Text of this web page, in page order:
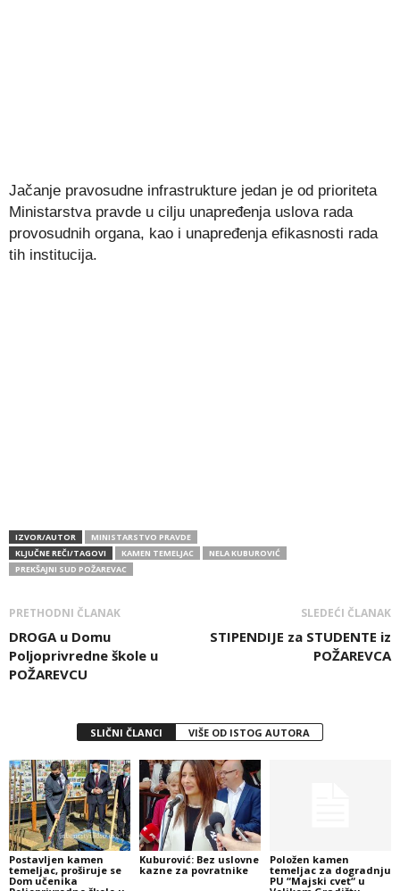
Jačanje pravosudne infrastrukture jedan je od prioriteta
Ministarstva pravde u cilju unapređenja uslova rada
provosudnih organa, kao i unapređenja efikasnosti rada
tih institucija.
IZVOR/AUTOR
MINISTARSTVO PRAVDE
KLJUČNE REČI/TAGOVI
KAMEN TEMELJAC
NELA KUBUROVIĆ
PREKŠAJNI SUD POŽAREVAC
PRETHODNI ČLANAK
DROGA u Domu
Poljoprivredne škole u
POŽAREVCU
SLEDEĆI ČLANAK
STIPENDIJE za STUDENTE iz
POŽAREVCA
SLIČNI ČLANCI VIŠE OD ISTOG AUTORA
Postavljen kamen
temeljac, proširuje se
Dom učenika
Kuburović: Bez uslovne
kazne za povratnike
Položen kamen
temeljac za dogradnju
PU “Majski cvet“ u